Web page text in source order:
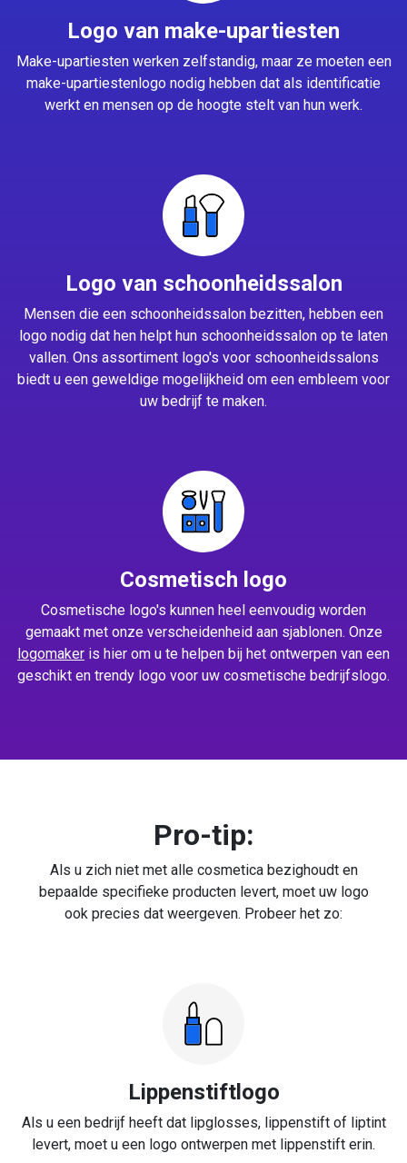
Logo van make-upartiesten
Make-upartiesten werken zelfstandig, maar ze moeten een
make-upartiestenlogo nodig hebben dat als identificatie
werkt en mensen op de hoogte stelt van hun werk.
Logo van schoonheidssalon
Mensen die een schoonheidssalon bezitten, hebben een
logo nodig dat hen helpt hun schoonheidssalon op te laten
vallen. Ons assortiment logo's voor schoonheidssalons
biedt u een geweldige mogelijkheid om een embleem voor
uw bedrijf te maken.
Cosmetisch logo
Cosmetische logo's kunnen heel eenvoudig worden
gemaakt met onze verscheidenheid aan sjablonen. Onze
logomaker is hier om u te helpen bij het ontwerpen van een
geschikt en trendy logo voor uw cosmetische bedrijfslogo.
Pro-tip:
Als u zich niet met alle cosmetica bezighoudt en
bepaalde specifieke producten levert, moet uw logo
ook precies dat weergeven. Probeer het zo:
Lippenstiftlogo
Als u een bedrijf heeft dat lipglosses, lippenstift of liptint
levert, moet u een logo ontwerpen met lippenstift erin.